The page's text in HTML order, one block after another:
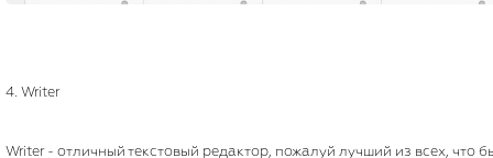
4. Writer
Writer - отличный текстовый редактор, пожалуй лучший из всех, что